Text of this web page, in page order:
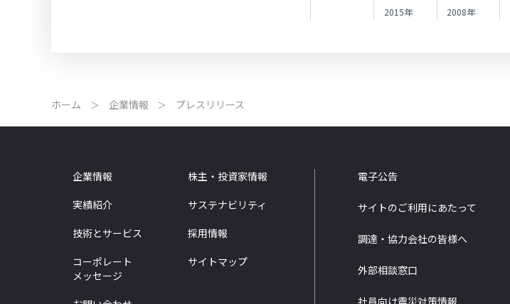
2015年
2008年
ホーム 企業情報 プレスリリース
企業情報
株主・投資家情報
実績紹介
サステナビリティ
技術とサービス
採用情報
コーポレート
メッセージ
サイトマップ
電子公告
サイトのご利用にあたって
調達・協力会社の皆様へ
外部相談窓口
社員向け震災対策情報